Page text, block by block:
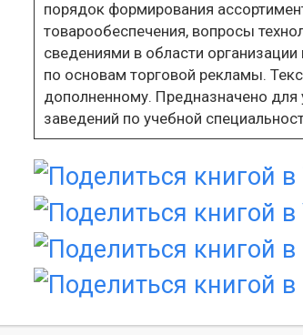
порядок формирования
товарообеспечения, вопросы
сведениями в области
по основам торговой рекламы.
дополненному. Предназначено для
заведений по учебной